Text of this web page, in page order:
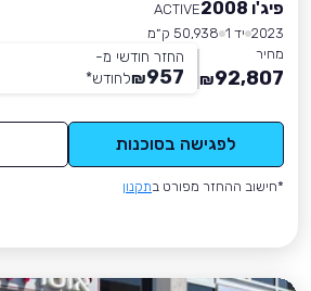
פיג'ו 2008
ACTIVE
2023 יד 1
50,938 ק״מ
מחיר
92,807
₪
החזר חודשי מ-
957
₪לחודש*
לפגישה בסוכנות
*חישוב ההחזר מפורט בתקנון